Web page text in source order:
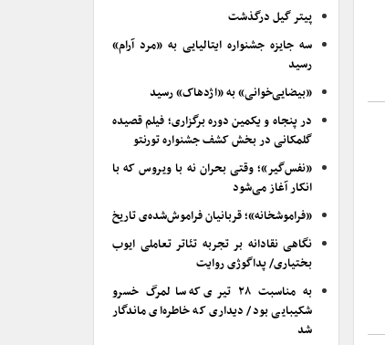
پیتر گیل درگذشت
سه جایزه جشنواره ایتالیایی به «مرد آرام»
رسید
«بیضایی‌خوانی» به «اژدهاک» رسید
در پنجاه و یکمین دوره برگزاری؛ فیلم قصیده
گلمکانی در بخش کشف جشنواره تورنتو
«نفس‌گیر»؛ وقتی بحران نه با ویروس که با
انکار آغاز می‌شود
«فراموشخانه»؛ قربانیان فراموش‌شده‌ی تاریخ
نگاهی نقادانه بر تجربه تئاتر تعاملی ایوب
بختیاری/ پداگوژی روایت
به مناسبت ۲۸ تیری که سالمرگ خسرو
شکیبایی بود/ دیداری که خاطره‌ای ماندگار
شد